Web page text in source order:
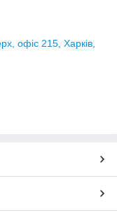
офіс 215, Харків,